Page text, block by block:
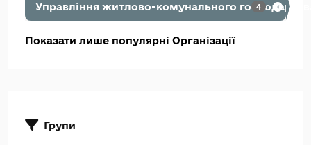
Управління житлово-комунального 4
Показати лише популярні Організації
Групи